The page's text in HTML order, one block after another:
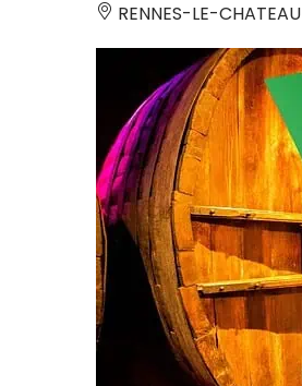
RENNES-LE-CHATEAU